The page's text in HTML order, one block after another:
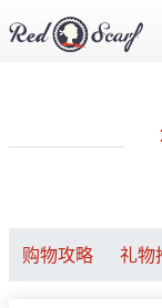
购物攻略 礼物